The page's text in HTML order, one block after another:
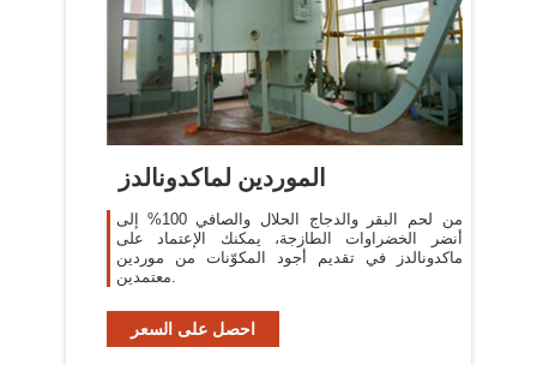
الموردين لماكدونالدز
من لحم البقر والدجاج الحلال والصافي 100% إلى
أنضر الخضراوات الطازجة، يمكنك الإعتماد على
ماكدونالدز في تقديم أجود المكوّنات من موردين
معتمدين.
احصل على السعر